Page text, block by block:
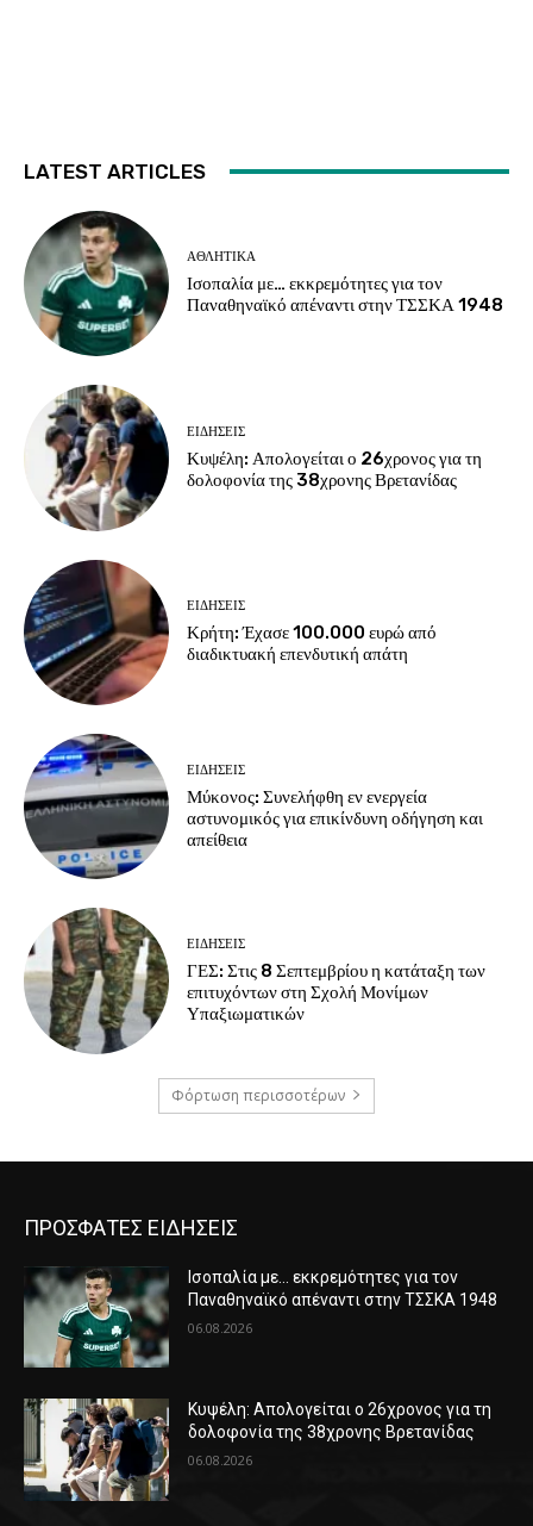
LATEST ARTICLES
ΑΘΛΗΤΙΚΑ
Ισοπαλία με… εκκρεμότητες για τον
Παναθηναϊκό απέναντι στην ΤΣΣΚΑ 1948
ΕΙΔΗΣΕΙΣ
Κυψέλη: Απολογείται ο 26χρονος για τη
δολοφονία της 38χρονης Βρετανίδας
ΕΙΔΗΣΕΙΣ
Κρήτη: Έχασε 100.000 ευρώ από
διαδικτυακή επενδυτική απάτη
ΕΙΔΗΣΕΙΣ
Μύκονος: Συνελήφθη εν ενεργεία
αστυνομικός για επικίνδυνη οδήγηση και
απείθεια
ΕΙΔΗΣΕΙΣ
ΓΕΣ: Στις 8 Σεπτεμβρίου η κατάταξη των
επιτυχόντων στη Σχολή Μονίμων
Υπαξιωματικών
Φόρτωση περισσοτέρων
ΠΡΟΣΦΑΤΕΣ ΕΙΔΗΣΕΙΣ
Ισοπαλία με… εκκρεμότητες για τον
Παναθηναϊκό απέναντι στην ΤΣΣΚΑ 1948
06.08.2026
Κυψέλη: Απολογείται ο 26χρονος για τη
δολοφονία της 38χρονης Βρετανίδας
06.08.2026